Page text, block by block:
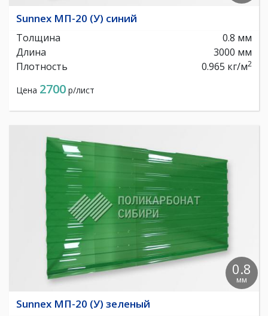
Sunnex МП-20 (У) синий
Толщина
0.8 мм
Длина
3000 мм
Плотность
0.965 кг/м2
Цена 2700 р/лист
0.8
мм
Sunnex МП-20 (У) зеленый